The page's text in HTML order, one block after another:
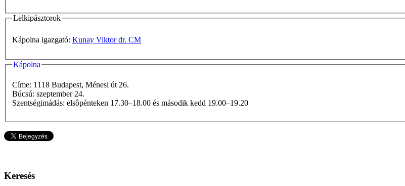
Lelkipásztorok
Kápolna igazgató: Kunay Viktor dr. CM
Kápolna
Címe: 1118 Budapest, Ménesi út 26.
Búcsú: szeptember 24.
Szentségimádás: elsôpénteken 17.30–18.00 és második kedd 19.00–19.20
Keresés